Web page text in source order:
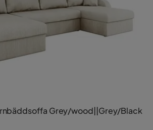
Grey/wood||Grey/Black